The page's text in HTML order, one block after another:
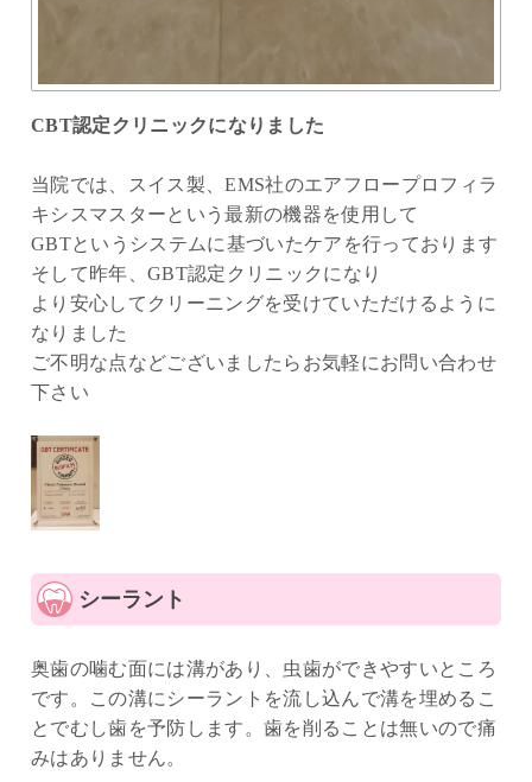
CBT認定クリニックになりました
当院では、スイス製、EMS社のエアフロープロフィラ
キシスマスターという最新の機器を使用して
GBTというシステムに基づいたケアを行っております
そして昨年、GBT認定クリニックになり
より安心してクリーニングを受けていただけるように
なりました
ご不明な点などございましたらお気軽にお問い合わせ
下さい
シーラント
奥歯の噛む面には溝があり、虫歯ができやすいところ
です。この溝にシーラントを流し込んで溝を埋めるこ
とでむし歯を予防します。歯を削ることは無いので痛
みはありません。